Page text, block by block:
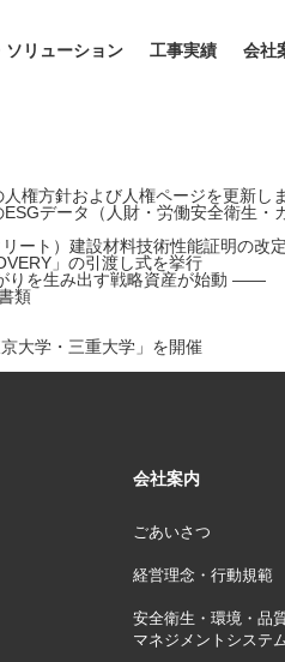
ソリューション 工事実績 会社
権方針および人権ページを更新し
データ（人財・労働安全衛生・
ート）建設材料技術性能証明の改
」の引渡し式を挙行
りを生み出す戦略資産が始動 ――
類
大学・三重大学」を開催
会社案内
ごあいさつ
経営理念・行動規範
安全衛生・環境・品
マネジメントシステ